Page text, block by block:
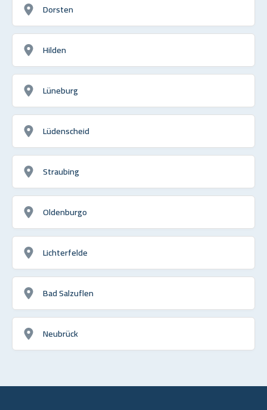
Dorsten
Hilden
Lüneburg
Lüdenscheid
Straubing
Oldenburgo
Lichterfelde
Bad Salzuflen
Neubrück